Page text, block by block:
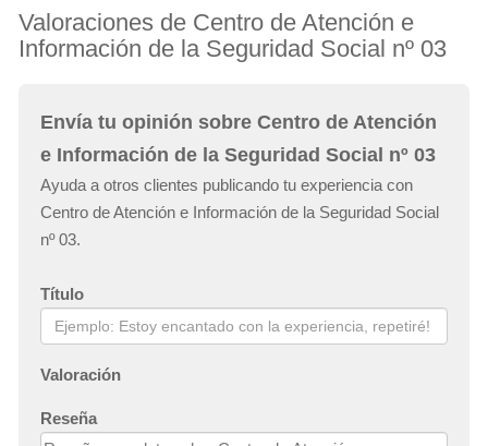
Valoraciones de Centro de Atención e
Información de la Seguridad Social nº 03
Envía tu opinión sobre Centro de Atención
e Información de la Seguridad Social nº 03
Ayuda a otros clientes publicando tu experiencia con
Centro de Atención e Información de la Seguridad Social
nº 03.
Título
Valoración
Reseña